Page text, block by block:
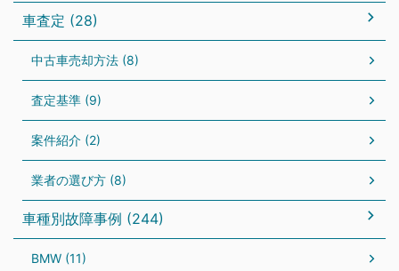
車査定 (28)
中古車売却方法 (8)
査定基準 (9)
案件紹介 (2)
業者の選び方 (8)
車種別故障事例 (244)
BMW (11)